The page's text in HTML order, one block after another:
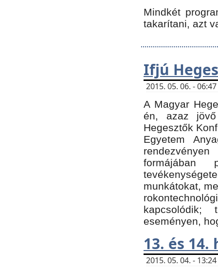
Mindkét
takarítani, azt
Ifjú
2015. 05. 06. -
A Magyar
én, azaz
Hegesztők
Egyetem
formájában
munkátokat,
eseményen,
13. és
2015. 05. 04. -